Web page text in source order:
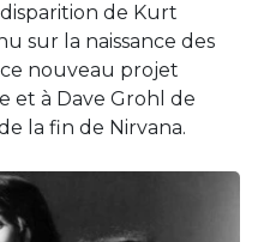
de Kurt
sur la naissance des
nouveau projet
et à Dave Grohl de
la fin de Nirvana.